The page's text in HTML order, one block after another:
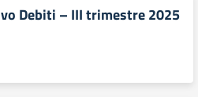
Debiti – III trimestre 2025